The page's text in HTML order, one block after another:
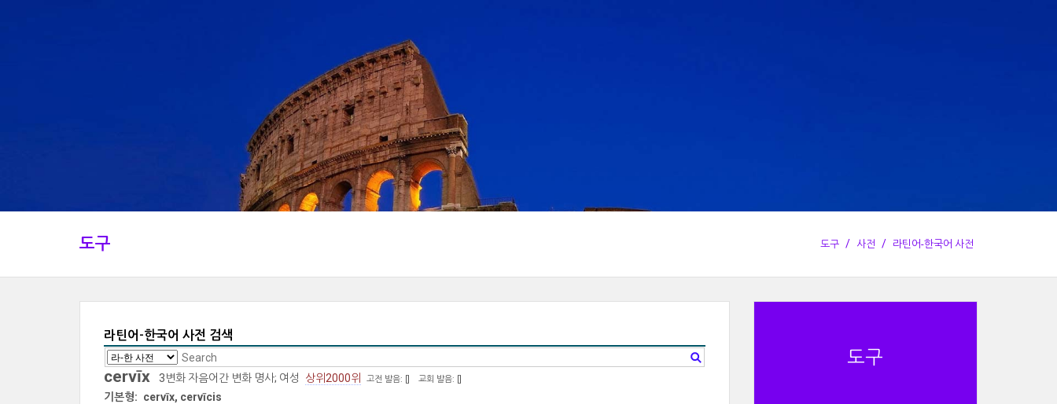
도구 도구 사전 라틴어-한국어 사전
도구
라틴어-한국어 사전 검색
cervīx 3변화 자음어간 변화 명사; 여성 상위2000위 고전 발음: [] 교회 발음: []
기본형: cervīx, cervīcis